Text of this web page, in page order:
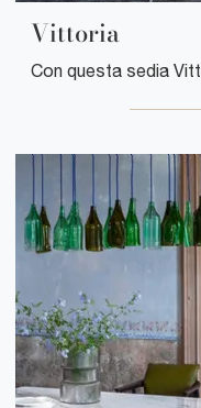
Vittoria